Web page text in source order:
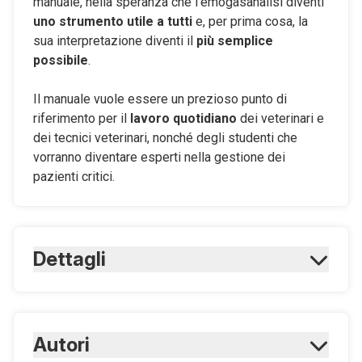
uno strumento utile a tutti e, per prima cosa, la
sua interpretazione diventi il più semplice
possibile.
Il manuale vuole essere un prezioso punto di
riferimento per il lavoro quotidiano dei veterinari e
dei tecnici veterinari, nonché degli studenti che
vorranno diventare esperti nella gestione dei
pazienti critici.
Dettagli
Numero edizione:
Autori